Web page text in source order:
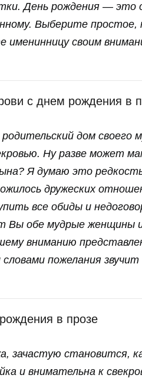
День рождения — это
Выберите
именинницу своим
с днем рождения в
дом
Ну разве может
Я думаю это
дружеских
все обиды и
Вы обе мудрые женщины
вниманию
пожелания звучит
в прозе
зачастую становится,
и внимательна к